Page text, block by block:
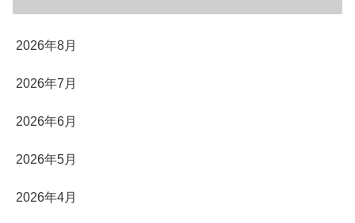
2026年8月
2026年7月
2026年6月
2026年5月
2026年4月